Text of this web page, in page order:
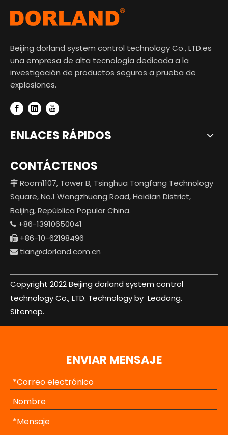
Beijing dorland system control technology Co., LTD.es
una empresa de alta tecnología dedicada a la
investigación de productos seguros a prueba de
explosiones.
ENLACES RÁPIDOS
CONTÁCTENOS
 Room1107, Tower B, Tsinghua Tongfang Technology
Square, No.1 Wangzhuang Road, Haidian District,
Beijing, República Popular China.
 +86-13910650041
 +86-10-62198496
 tian@dorland.com.cn
Copyright 2022 Beijing dorland system control
technology Co., LTD. Technology by Leadong.
Sitemap.
ENVIAR MENSAJE